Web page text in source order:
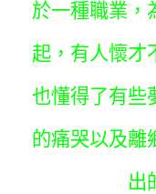
於一種職業，
起，有人懷才
也懂得了有些
的痛哭以及離
出